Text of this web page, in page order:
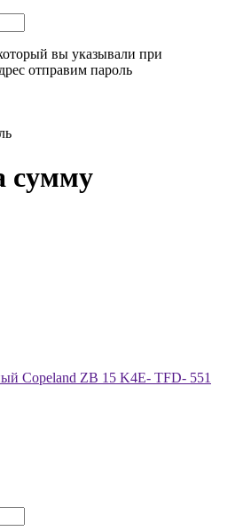
вы указывали при
отправим пароль
сумму
Copeland ZB 15 K4E- TFD- 551